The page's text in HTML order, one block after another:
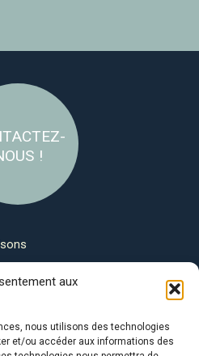
aux
nous utilisons des technologies
et/ou accéder aux informations des
!